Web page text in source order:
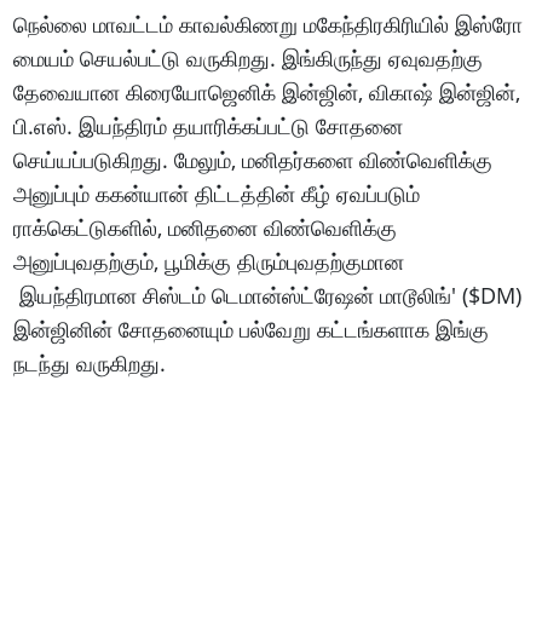
நெல்லை மாவட்டம் காவல்கிணறு மகேந்திரகிரியில் இஸ்ரோ
மையம் செயல்பட்டு வருகிறது. இங்கிருந்து ஏவுவதற்கு
தேவையான கிரையோஜெனிக் இன்ஜின், விகாஷ் இன்ஜின்,
பி.எஸ். இயந்திரம் தயாரிக்கப்பட்டு சோதனை
செய்யப்படுகிறது. மேலும், மனிதர்களை விண்வெளிக்கு
அனுப்பும் ககன்யான் திட்டத்தின் கீழ் ஏவப்படும்
ராக்கெட்டுகளில், மனிதனை விண்வெளிக்கு
அனுப்புவதற்கும், பூமிக்கு திரும்புவதற்குமான
இயந்திரமான சிஸ்டம் டெமான்ஸ்ட்ரேஷன் மாடூலிங்' ($DM)
இன்ஜினின் சோதனையும் பல்வேறு கட்டங்களாக இங்கு
நடந்து வருகிறது.